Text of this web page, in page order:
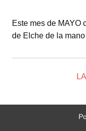
Este mes de MAYO
de Elche de la